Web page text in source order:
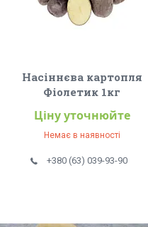
Насіннєва картопля
Фіолетик 1кг
Ціну уточнюйте
Немає в наявності
+380 (63) 039-93-90